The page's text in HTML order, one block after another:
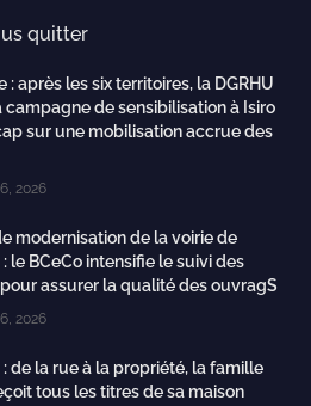
quitter
: après les six territoires, la DGRHU
campagne de sensibilisation à Isiro
sur une mobilisation accrue des
2026
modernisation de la voirie de
: le BCeCo intensifie le suivi des
assurer la qualité des ouvragS
2026
: de la rue à la propriété, la famille
tous les titres de sa maison